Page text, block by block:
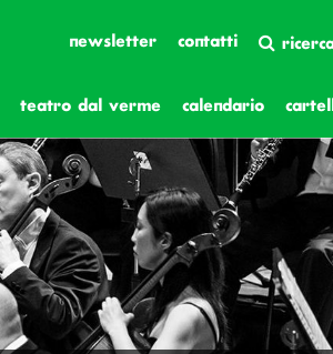
newsletter contatti
teatro dal verme calendario